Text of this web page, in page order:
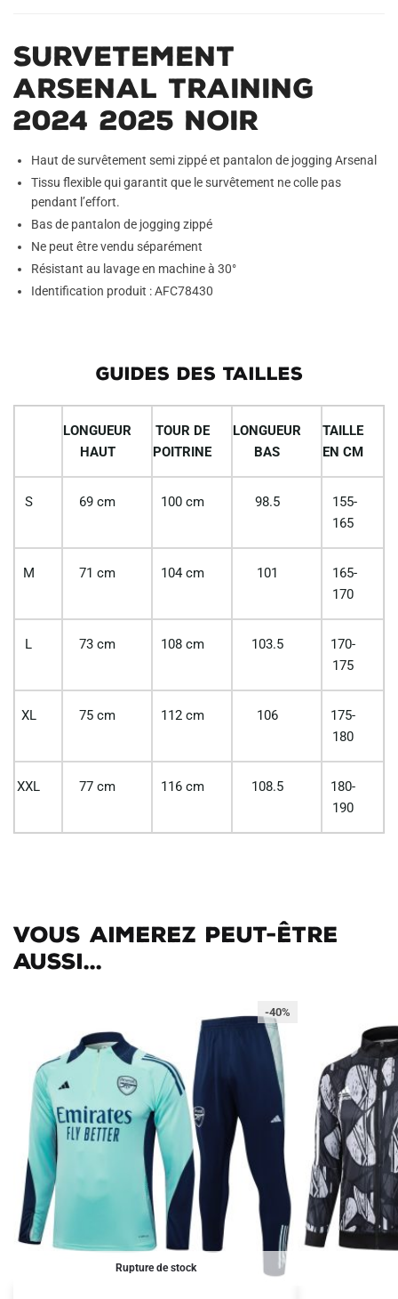
Survetement
Arsenal Training
2024 2025 Noir
Haut de survêtement semi zippé et pantalon de jogging Arsenal
Tissu flexible qui garantit que le survêtement ne colle pas
pendant l’effort.
Bas de pantalon de jogging zippé
Ne peut être vendu séparément
Résistant au lavage en machine à 30°
Identification produit : AFC78430
GUIDES DES TAILLES
LONGUEUR
HAUT
TOUR DE
POITRINE
LONGUEUR
BAS
TAILLE
EN CM
S 69 cm 100 cm 98.5
155-
165
M 71 cm 104 cm 101
165-
170
L 73 cm 108 cm 103.5
170-
175
XL 75 cm 112 cm 106
175-
180
XXL 77 cm 116 cm 108.5
180-
190
Vous aimerez peut-être
aussi...
Rupture de stock
-40%